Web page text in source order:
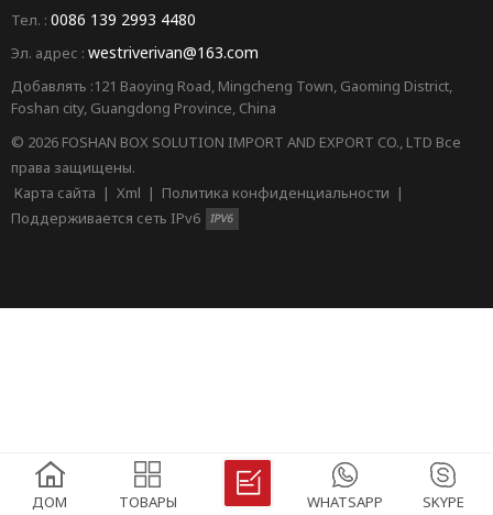
Тел. : 0086 139 2993 4480
Эл. адрес : westriverivan@163.com
Добавлять :121 Baoying Road, Mingcheng Town, Gaoming District,
Foshan city, Guangdong Province, China
© 2026 FOSHAN BOX SOLUTION IMPORT AND EXPORT CO., LTD Все
права защищены.
Карта сайта | Xml | Политика конфиденциальности |
Поддерживается сеть IPv6
ДОМ ТОВАРЫ SKYPE
WHATSAPP